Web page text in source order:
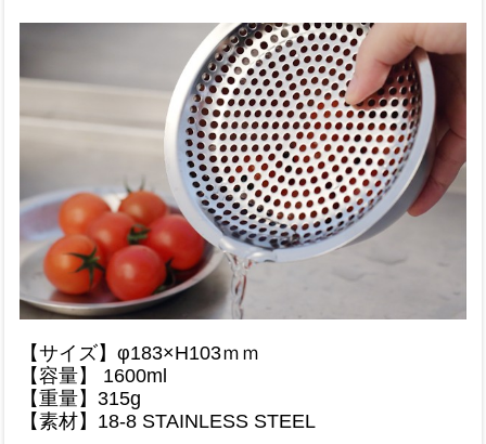
【サイズ】φ183×H103ｍｍ
【容量】 1600ml
【重量】315g
【素材】18-8 STAINLESS STEEL